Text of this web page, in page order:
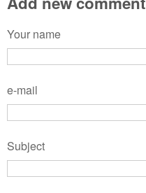
Your name
e-mail
Subject